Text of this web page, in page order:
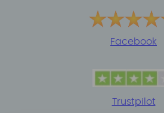
Facebook
Trustpilot